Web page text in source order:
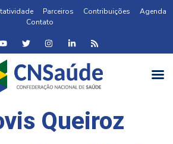
Parceiros Contribuições
Agenda
Contato
Queiroz